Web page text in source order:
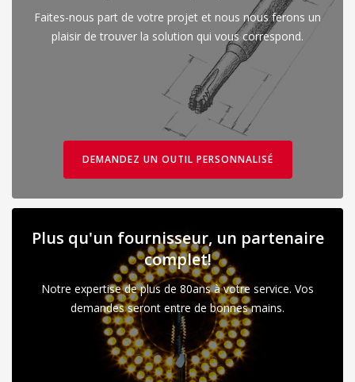
Faites-nous part de votre projet et nous nous ferons un
plaisir de trouver la solution qui vous correspond.
DEMANDEZ UN OUTIL PERSONNALISÉ
Plus qu'un fournisseur, un partenaire
complet!
Notre expertise de plus de 80ans à votre service. Vos
demandes seront entre de bonnes mains.